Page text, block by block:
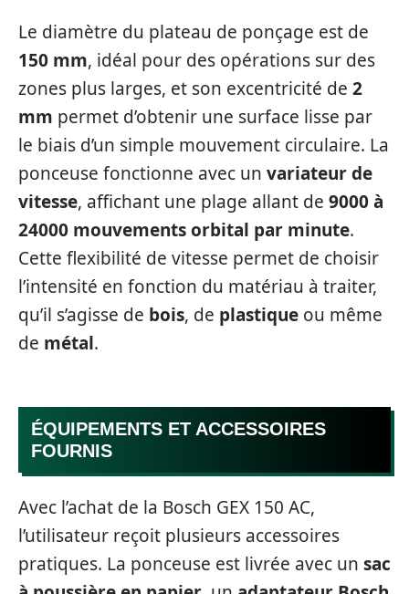
Le diamètre du plateau de ponçage est de
150 mm, idéal pour des opérations sur des
zones plus larges, et son excentricité de 2
mm permet d’obtenir une surface lisse par
le biais d’un simple mouvement circulaire. La
ponceuse fonctionne avec un variateur de
vitesse, affichant une plage allant de 9000 à
24000 mouvements orbital par minute.
Cette flexibilité de vitesse permet de choisir
l’intensité en fonction du matériau à traiter,
qu’il s’agisse de bois, de plastique ou même
de métal.
ÉQUIPEMENTS ET ACCESSOIRES
FOURNIS
Avec l’achat de la Bosch GEX 150 AC,
l’utilisateur reçoit plusieurs accessoires
pratiques. La ponceuse est livrée avec un sac